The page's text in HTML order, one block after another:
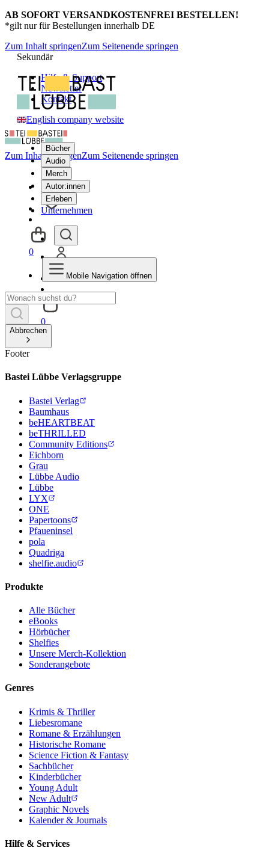
AB SOFORT VERSANDKOSTENFREI BESTELLEN!
*gilt nur für Bestellungen innerhalb DE
Zum Inhalt springenZum Seitenende springen
Sekundär
Hilfe & Support
Newsletter
Kontakt
English company website
Bücher
Audio
Merch
Autor:innen
Erleben
Unternehmen
0
Zum Inhalt springenZum Seitenende springen
0
Mobile Navigation öffnen
Abbrechen
Footer
Bastei Lübbe Verlagsgruppe
Bastei Verlag
Baumhaus
beHEARTBEAT
beTHRILLED
Community Editions
Eichborn
Grau
Lübbe Audio
Lübbe
LYX
ONE
Papertoons
Pfaueninsel
pola
Quadriga
shelfie.audio
Produkte
Alle Bücher
eBooks
Hörbücher
Shelfies
Unsere Merch-Kollektion
Sonderangebote
Genres
Krimis & Thriller
Liebesromane
Romane & Erzählungen
Historische Romane
Science Fiction & Fantasy
Sachbücher
Kinderbücher
Young Adult
New Adult
Graphic Novels
Kalender & Journals
Hilfe & Services